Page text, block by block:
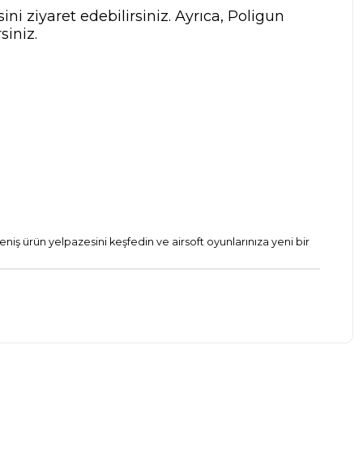
ziyaret edebilirsiniz. Ayrıca, Poligun
ürün yelpazesini keşfedin ve airsoft oyunlarınıza yeni bir